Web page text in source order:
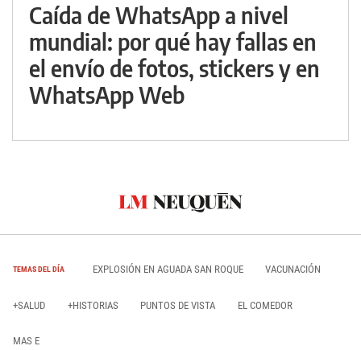
Caída de WhatsApp a nivel
mundial: por qué hay fallas en
el envío de fotos, stickers y en
WhatsApp Web
TEMAS DEL DÍA EXPLOSIÓN EN AGUADA SAN ROQUE VACUNACIÓN
+SALUD +HISTORIAS PUNTOS DE VISTA EL COMEDOR
MAS E